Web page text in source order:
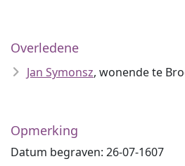
Overledene
Jan Symonsz, wonende te
Opmerking
Datum begraven: 26-07-1607